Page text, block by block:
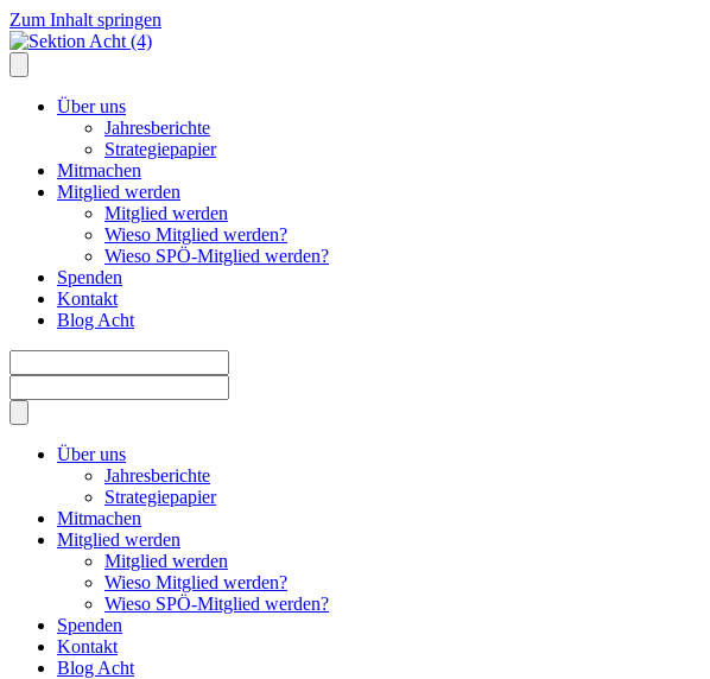
Zum Inhalt springen
Über uns
Jahresberichte
Strategiepapier
Mitmachen
Mitglied werden
Mitglied werden
Wieso Mitglied werden?
Wieso SPÖ-Mitglied werden?
Spenden
Kontakt
Blog Acht
Über uns
Jahresberichte
Strategiepapier
Mitmachen
Mitglied werden
Mitglied werden
Wieso Mitglied werden?
Wieso SPÖ-Mitglied werden?
Spenden
Kontakt
Blog Acht